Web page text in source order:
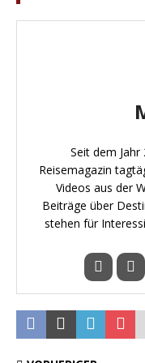
Seit dem
Reisemagazin
Videos aus der
Beiträge über
stehen für